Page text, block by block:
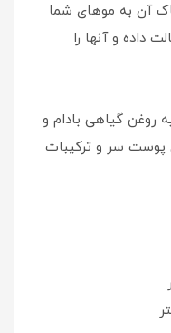
آن به موهای شما
داده و آنها را
روغن گیاهی بادام و
سر و ترکیبات